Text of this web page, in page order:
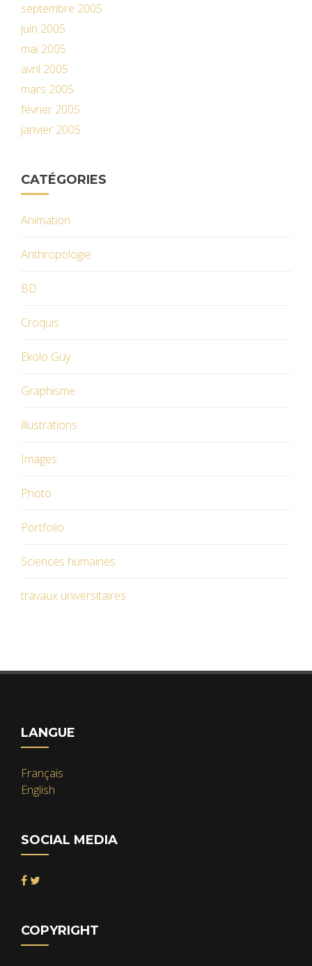
septembre 2005
juin 2005
mai 2005
avril 2005
mars 2005
février 2005
janvier 2005
CATÉGORIES
Animation
Anthropologie
BD
Croquis
Ekolo Guy
Graphisme
illustrations
Images
Photo
Portfolio
Sciences humaines
travaux universitaires
LANGUE
Français
English
SOCIAL MEDIA
COPYRIGHT